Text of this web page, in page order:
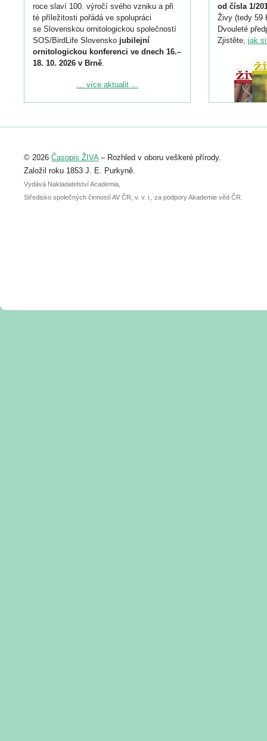
roce slaví 100. výročí svého vzniku a při
té příležitosti pořádá ve spolupráci
se Slovenskou ornitologickou společností
SOS/BirdLife Slovensko jubilejní
ornitologickou konferenci ve dnech 16.–
18. 10. 2026 v Brně.
Podrobnější informace ke konferenci
Registrovat se můžete do 6. září.
abstraktu přihlášené přednášky nebo
posteru je už 30. června.
... více aktualit ...
od čísla 1/
Živy (tedy 59
Dvouleté
Zjistěte, jak
© 2026 Časopis ŽIVA– Rozhled v oboru veškeré přírody.
Založil roku 1853 J. E. Purkyně.
Vydává Nakladatelství Academia,
Středisko společných činností AV ČR, v. v. i., za podpory Akademie věd ČR.